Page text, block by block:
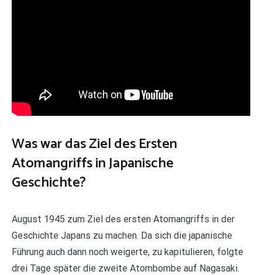
Was war das Ziel des Ersten
Atomangriffs in Japanische
Geschichte?
August 1945 zum Ziel des ersten Atomangriffs in der
Geschichte Japans zu machen. Da sich die japanische
Führung auch dann noch weigerte, zu kapitulieren, folgte
drei Tage später die zweite Atombombe auf Nagasaki.